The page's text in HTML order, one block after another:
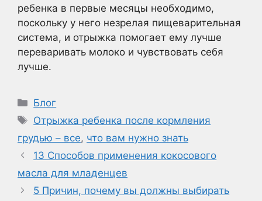
ребенка в первые месяцы необходимо,
поскольку у него незрелая пищеварительная
система, и отрыжка помогает ему лучше
переваривать молоко и чувствовать себя
лучше.
Рубрики
Блог
Метки
Отрыжка ребенка после кормления
грудью – все, что вам нужно знать
13 Способов применения кокосового
масла для младенцев
5 Причин, почему вы должны выбирать